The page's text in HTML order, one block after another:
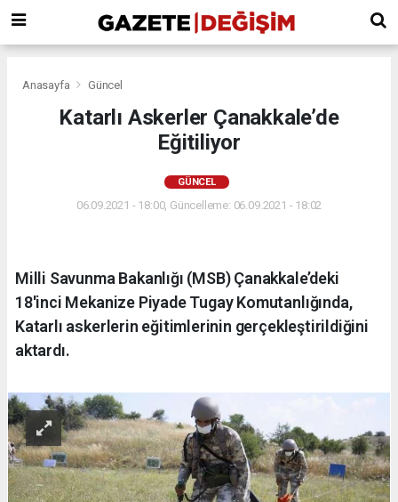
Anasayfa Güncel
Katarlı Askerler Çanakkale’de
Eğitiliyor
GÜNCEL
06.09.2021 - 18:00, Güncelleme: 06.09.2021 - 18:02
Milli Savunma Bakanlığı (MSB) Çanakkale’deki
18'inci Mekanize Piyade Tugay Komutanlığında,
Katarlı askerlerin eğitimlerinin gerçekleştirildiğini
aktardı.